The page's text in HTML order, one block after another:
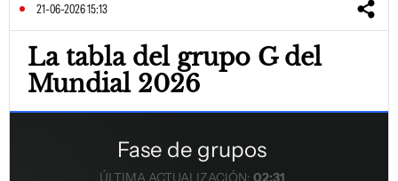
21-06-2026 15:13
La tabla del grupo G del
Mundial 2026